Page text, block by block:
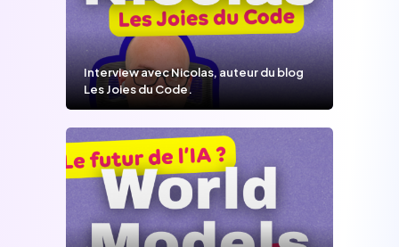
Interview avec Nicolas, auteur du blog
Les Joies du Code.